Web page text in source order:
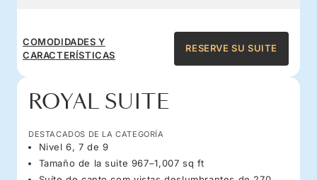
COMODIDADES Y
CARACTERÍSTICAS
RESERVE SU SUITE
ROYAL SUITE
DESTACADOS DE LA CATEGORÍA
Nivel 6, 7 de 9
Tamaño de la suite 967–1,007 sq ft